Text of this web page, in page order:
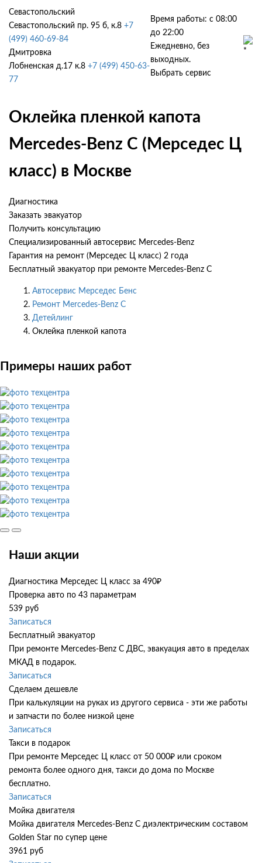
Севастопольский
Севастопольский пр. 95 б, к.8 +7
(499) 460-69-84
Дмитровка
Лобненская д.17 к.8 +7 (499) 450-63-
77
Время работы: с 08:00
до 22:00
Ежедневно, без
выходных.
Выбрать сервис
Оклейка пленкой капота
Mercedes-Benz C (Мерседес Ц
класс) в Москве
Диагностика
Заказать эвакуатор
Получить консультацию
Специализированный автосервис Mercedes-Benz
Гарантия на ремонт (Мерседес Ц класс) 2 года
Бесплатный эвакуатор при ремонте Mercedes-Benz C
Автосервис Мерседес Бенс
Ремонт Mercedes-Benz C
Детейлинг
Оклейка пленкой капота
Примеры наших работ
Наши акции
Диагностика Мерседес Ц класс за 490₽
Проверка авто по 43 параметрам
539 руб
Записаться
Бесплатный эвакуатор
При ремонте Mercedes-Benz C ДВС, эвакуация авто в пределах
МКАД в подарок.
Записаться
Сделаем дешевле
При калькуляции на руках из другого сервиса - эти же работы
и запчасти по более низкой цене
Записаться
Такси в подарок
При ремонте Мерседес Ц класс от 50 000₽ или сроком
ремонта более одного дня, такси до дома по Москве
бесплатно.
Записаться
Мойка двигателя
Мойка двигателя Mercedes-Benz C диэлектрическим составом
Golden Star по супер цене
3961 руб